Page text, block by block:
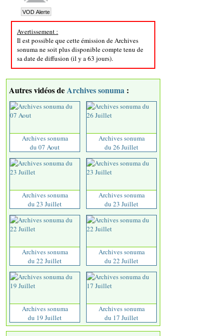
Avertissement :
Il est possible que cette émission de Archives
sonuma ne soit plus disponible compte tenu de
sa date de diffusion (il y a 63 jours).
Autres vidéos deArchives sonuma :
Archives sonuma
du 07 Aout
Archives sonuma
du 26 Juillet
Archives sonuma
du 23 Juillet
Archives sonuma
du 23 Juillet
Archives sonuma
du 22 Juillet
Archives sonuma
du 22 Juillet
Archives sonuma
du 19 Juillet
Archives sonuma
du 17 Juillet